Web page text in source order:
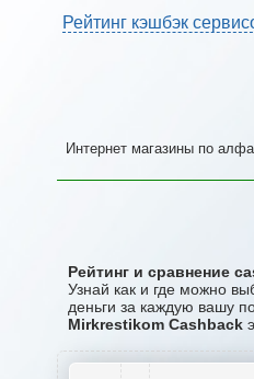
Рейтинг кэшбэк
Интернет магазины по
Рейтинг и сравнение
Узнай как и где можно
деньги за каждую вашу
Mirkrestikom Cashback